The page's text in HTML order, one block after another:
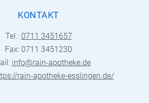
KONTAKT
Tel.: 0711 3451657
Fax: 0711 3451230
info@rain-apotheke.de
rain-apotheke-esslingen.de/